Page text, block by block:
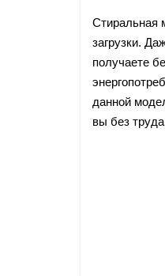
Стиральная
загрузки.
получаете
данной
вы без